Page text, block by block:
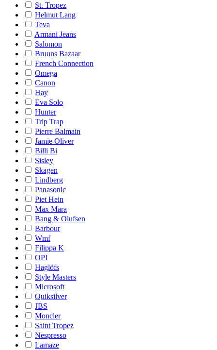
St. Tropez
Helmut Lang
Teva
Armani Jeans
Salomon
Bruuns Bazaar
French Connection
Omega
Canon
Hay
Eva Solo
Hunter
Trip Trap
Pierre Balmain
Jamie Oliver
Billi Bi
Sisley
Skagen
Lindberg
Panasonic
Piet Hein
Max Mara
Bang & Olufsen
Barbour
Wmf
Filippa K
OPI
Haglöfs
Style Masters
Microsoft
Quiksilver
JBS
Moncler
Saint Tropez
Nespresso
Lamaze